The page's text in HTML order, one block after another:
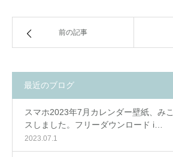
前の記事
最近のブログ
スマホ2023年7月カレンダー壁紙、み
スしました。フリーダウンロード i…
2023.07.1